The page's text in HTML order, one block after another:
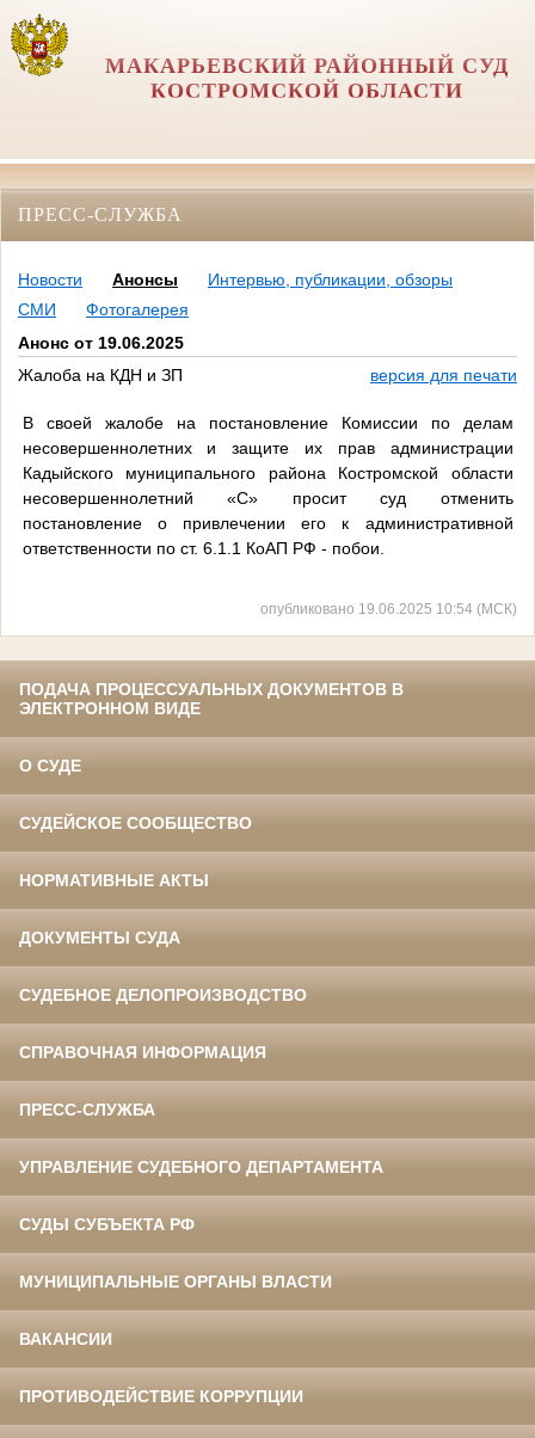
МАКАРЬЕВСКИЙ РАЙОННЫЙ СУД
КОСТРОМСКОЙ ОБЛАСТИ
ПРЕСС-СЛУЖБА
Новости Анонсы
Интервью, публикации, обзоры
СМИ
Фотогалерея
Анонс от 19.06.2025
Жалоба на КДН и ЗП
версия для печати
В своей жалобе на постановление Комиссии по делам
несовершеннолетних и защите их прав администрации
Кадыйского муниципального района Костромской области
несовершеннолетний «С» просит суд отменить
постановление о привлечении его к административной
ответственности по ст. 6.1.1 КоАП РФ - побои.
опубликовано 19.06.2025 10:54 (МСК)
ПОДАЧА ПРОЦЕССУАЛЬНЫХ ДОКУМЕНТОВ В
ЭЛЕКТРОННОМ ВИДЕ
О СУДЕ
СУДЕЙСКОЕ СООБЩЕСТВО
НОРМАТИВНЫЕ АКТЫ
ДОКУМЕНТЫ СУДА
СУДЕБНОЕ ДЕЛОПРОИЗВОДСТВО
СПРАВОЧНАЯ ИНФОРМАЦИЯ
ПРЕСС-СЛУЖБА
УПРАВЛЕНИЕ СУДЕБНОГО ДЕПАРТАМЕНТА
СУДЫ СУБЪЕКТА РФ
МУНИЦИПАЛЬНЫЕ ОРГАНЫ ВЛАСТИ
ВАКАНСИИ
ПРОТИВОДЕЙСТВИЕ КОРРУПЦИИ